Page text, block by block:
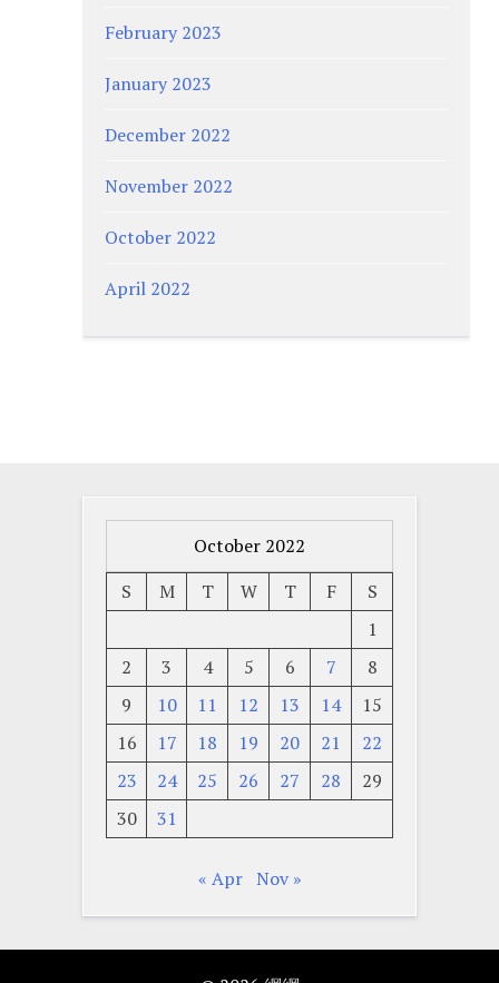
February 2023
January 2023
December 2022
November 2022
October 2022
April 2022
October 2022
S
M T W T F
S
1
2
3 4 5 6 7
8
9
10 11 12 13 14
15
16
17 18 19 20 21
22
23
24 25 26 27 28
29
30
31
« Apr Nov »